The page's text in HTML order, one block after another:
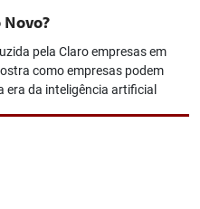
pela Claro empresas em
como empresas podem
era da inteligência artificial